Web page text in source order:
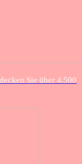
Sie über 4.500